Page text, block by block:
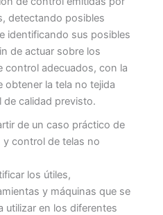
detectando posibles
identificando sus posibles
de actuar sobre los
control adecuados, con la
obtener la tela no tejida
de calidad previsto.
de un caso práctico de
y control de telas no
los útiles,
y máquinas que se
utilizar en los diferentes